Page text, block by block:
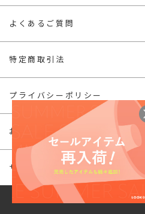
よくあるご質問
特定商取引法
プライバシーポリシー
お問い合わせ
サイトマップ
© LOOK INC. ALL